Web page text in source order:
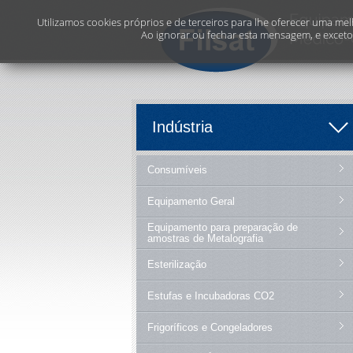
Indústria
Consumíveis
Equipamento Geral
Equipamento para preparação de
amostras de Metalografia
Esterilização
Estufas e Incubadoras CO2
Frigoríficos e Congeladores
Utilizamos cookies próprios e de terceiros para lhe oferecer uma
Ao ignorar ou fechar esta mensagem, e